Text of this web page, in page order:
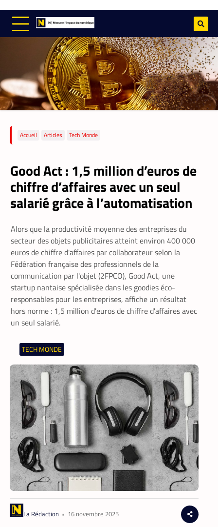
Accueil Articles Tech Monde
Good Act : 1,5 million d’euros de
chiffre d’affaires avec un seul
salarié grâce à l’automatisation
Alors que la productivité moyenne des entreprises du
secteur des objets publicitaires atteint environ 400 000
euros de chiffre d'affaires par collaborateur selon la
Fédération française des professionnels de la
communication par l'objet (2FPCO), Good Act, une
startup nantaise spécialisée dans les goodies éco-
responsables pour les entreprises, affiche un résultat
hors norme : 1,5 million d'euros de chiffre d'affaires avec
un seul salarié.
TECH MONDE
La Rédaction • 16 novembre 2025